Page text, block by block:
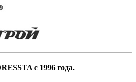
с 1996 года.